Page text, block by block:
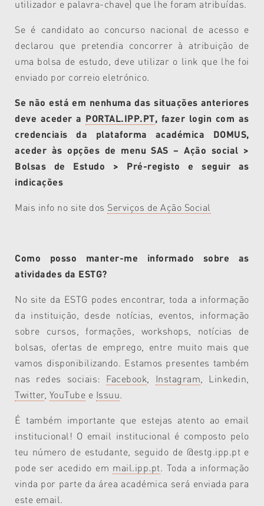
utilizador e palavra-chave) que lhe foram atribuídas.
Se é candidato ao concurso nacional de acesso e
declarou que pretendia concorrer à atribuição de
uma bolsa de estudo, deve utilizar o link que lhe foi
enviado por correio eletrónico.
Se não está em nenhuma das situações anteriores
deve aceder a PORTAL.IPP.PT, fazer login com as
credenciais da plataforma académica DOMUS,
aceder às opções de menu SAS – Ação social >
Bolsas de Estudo > Pré-registo e seguir as
indicações
Mais info no site dos Serviços de Ação Social
Como posso manter-me informado sobre as
atividades da ESTG?
No site da ESTG podes encontrar, toda a informação
da instituição, desde notícias, eventos, informação
sobre cursos, formações, workshops, notícias de
bolsas, ofertas de emprego, entre muito mais que
vamos disponibilizando. Estamos presentes também
nas redes sociais: Facebook Instagram , Linkedin,
Twitter, YouTube e Issuu.
É também importante que estejas atento ao email
institucional! O email institucional é composto pelo
teu número de estudante, seguido de @estg.ipp.pt e
pode ser acedido em mail.ipp.pt. Toda a informação
vinda por parte da área académica será enviada para
este email.